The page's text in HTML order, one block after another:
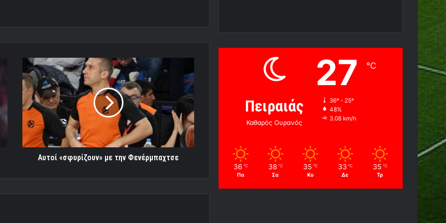
Αυτοί
«σφυρίζουν»
με
την
Φενέρμπαχτσε
Αυτοί «σφυρίζουν» με την Φενέρμπαχτσε
Πειραιάς
Καθαρός Ουρανός
27 ℃
36º - 25º
48%
3.08 km/h
36 ℃
Πα
38 ℃
Σα
35 ℃
Κυ
33 ℃
Δε
35 ℃
Τρ